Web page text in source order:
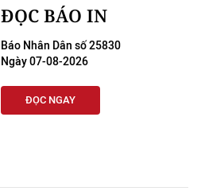
ĐỌC BÁO IN
Báo Nhân Dân số 25830
Ngày 07-08-2026
ĐỌC NGAY